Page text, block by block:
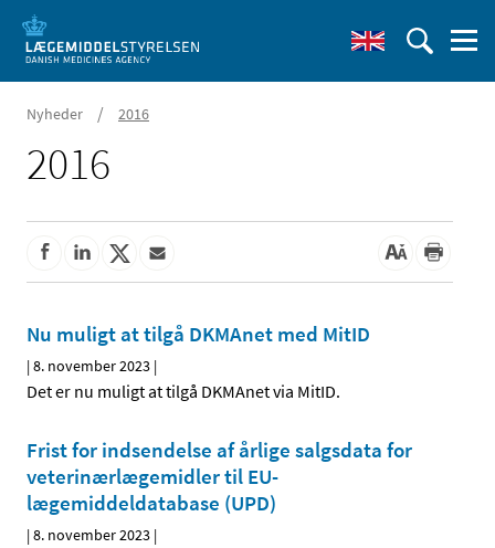
Nyheder / 2016
2016
Nu muligt at tilgå DKMAnet med MitID
|8. november 2023 |
Det er nu muligt at tilgå DKMAnet via MitID.
Frist for indsendelse af årlige salgsdata for
veterinærlægemidler til EU-
lægemiddeldatabase (UPD)
|8. november 2023 |